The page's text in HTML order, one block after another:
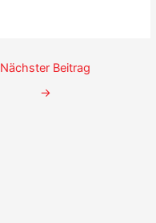
Nächster Beitrag
→